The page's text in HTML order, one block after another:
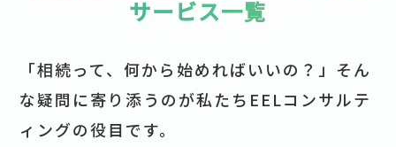
サービス一覧
「相続って、何から始めればいいの？」そん
な疑問に寄り添うのが私たちEELコンサルテ
ィングの役目です。